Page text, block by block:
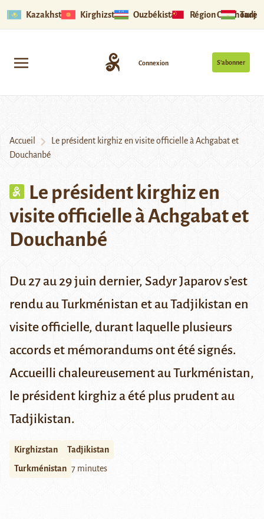
Kazakhstan Kirghizstan Ouzbékistan Région Ouïghoure
S’abonner
Connexion
Accueil
Le président kirghiz en visite officielle à Achgabat et
Douchanbé
Le président kirghiz en
visite officielle à Achgabat et
Douchanbé
Du 27 au 29 juin dernier, Sadyr Japarov s’est
rendu au Turkménistan et au Tadjikistan en
visite officielle, durant laquelle plusieurs
accords et mémorandums ont été signés.
Accueilli chaleureusement au Turkménistan,
le président kirghiz a été plus prudent au
Tadjikistan.
Kirghizstan
Tadjikistan
Turkménistan 7 minutes